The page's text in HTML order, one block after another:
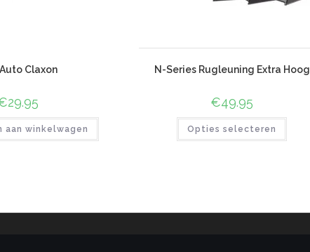
Claxon
29.95
aan winkelwagen
N-Series Rugleuning Extra Hoog
€49.95
Opties selecteren